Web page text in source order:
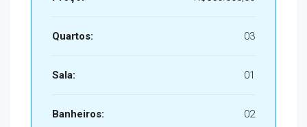
Quartos: 03
Sala: 01
Banheiros: 02